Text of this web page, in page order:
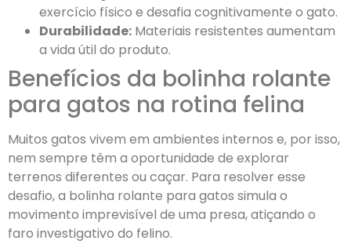
exercício físico e desafia cognitivamente o gato.
Durabilidade: Materiais resistentes aumentam
a vida útil do produto.
Benefícios da bolinha rolante
para gatos na rotina felina
Muitos gatos vivem em ambientes internos e, por isso,
nem sempre têm a oportunidade de explorar
terrenos diferentes ou caçar. Para resolver esse
desafio, a bolinha rolante para gatos simula o
movimento imprevisível de uma presa, atiçando o
faro investigativo do felino.